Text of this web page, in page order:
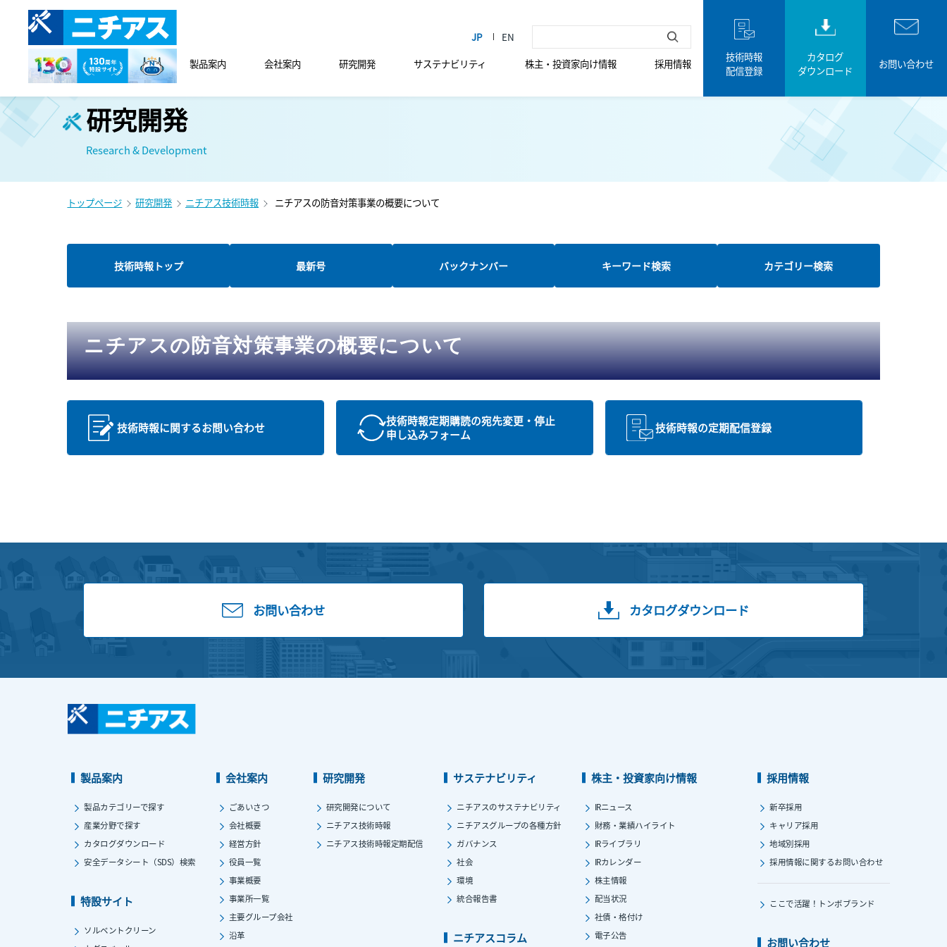
製品案内 会社案内 研究開発 サステナビリティ 株主・投資家向け情報 採用情報
技術時報
配信登録
カタログ
ダウンロード
お問い合わせ
研究開発
Research & Development
トップページ 研究開発 ニチアス技術時報 ニチアスの防音対策事業の概要について
技術時報トップ 最新号 バックナンバー キーワード検索 カテゴリー検索
ニチアスの防音対策事業の概要について
技術時報に関するお問い合わせ
技術時報定期購読の宛先変更・停止
申し込みフォーム
技術時報の定期配信登録
お問い合わせ カタログダウンロード
製品案内
製品カテゴリーで探す
産業分野で探す
カタログダウンロード
安全データシート（SDS）検索
特設サイト
ソルベントクリーン
会社案内
ごあいさつ
会社概要
経営方針
役員一覧
事業概要
事業所一覧
主要グループ会社
沿革
研究開発
研究開発について
ニチアス技術時報
ニチアス技術時報定期配信
サステナビリティ
ニチアスのサステナビリティ
ニチアスグループの各種方針
ガバナンス
社会
環境
統合報告書
ニチアスコラム
株主・投資家向け情報
IRニュース
財務・業績ハイライト
IRライブラリ
IRカレンダー
株主情報
配当状況
社債・格付け
電子公告
採用情報
新卒採用
キャリア採用
地域別採用
採用情報に関するお問い合わせ
ここで活躍！ トンボブランド
お問い合わせ